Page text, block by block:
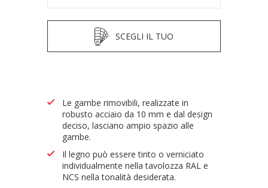
SCEGLI IL TUO
Le gambe rimovibili, realizzate in
robusto acciaio da 10 mm e dal design
deciso, lasciano ampio spazio alle
gambe.
Il legno può essere tinto o verniciato
individualmente nella tavolozza RAL e
NCS nella tonalità desiderata.